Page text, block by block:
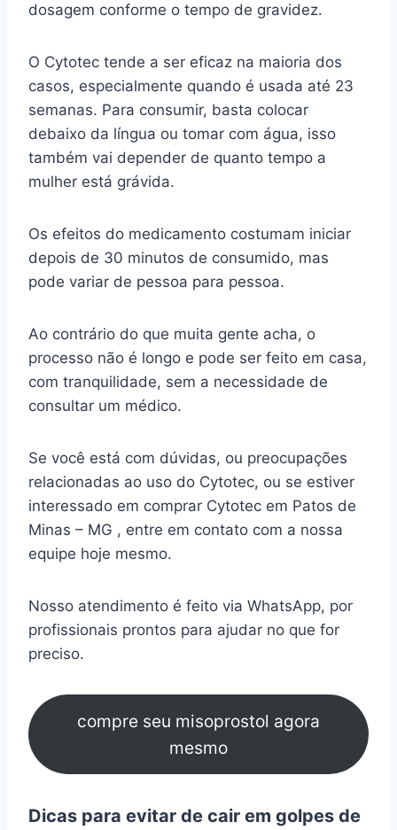
dosagem conforme o tempo de gravidez.
O Cytotec tende a ser eficaz na maioria dos
casos, especialmente quando é usada até 23
semanas. Para consumir, basta colocar
debaixo da língua ou tomar com água, isso
também vai depender de quanto tempo a
mulher está grávida.
Os efeitos do medicamento costumam iniciar
depois de 30 minutos de consumido, mas
pode variar de pessoa para pessoa.
Ao contrário do que muita gente acha, o
processo não é longo e pode ser feito em casa,
com tranquilidade, sem a necessidade de
consultar um médico.
Se você está com dúvidas, ou preocupações
relacionadas ao uso do Cytotec, ou se estiver
interessado em comprar Cytotec em Patos de
Minas – MG , entre em contato com a nossa
equipe hoje mesmo.
Nosso atendimento é feito via WhatsApp, por
profissionais prontos para ajudar no que for
preciso.
compre seu misoprostol agora
mesmo
Dicas para evitar de cair em golpes de